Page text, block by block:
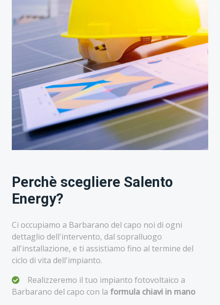
Perchè scegliere Salento
Energy?
Ci occupiamo a Barbarano del capo noi di ogni
dettaglio dell'intervento, dal sopralluogo
all'installazione, e ti assistiamo fino al termine del
ciclo di vita dell'impianto.
Realizzeremo il tuo impianto fotovoltaico a
Barbarano del capo con la formula chiavi in mano